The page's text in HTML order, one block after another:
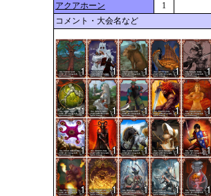
アクアホーン
1
コメント・大会名など